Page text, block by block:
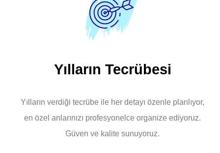
Yılların Tecrübesi
Yılların verdiği tecrübe ile her detayı özenle planlıyor,
en özel anlarınızı profesyonelce organize ediyoruz.
Güven ve kalite sunuyoruz.